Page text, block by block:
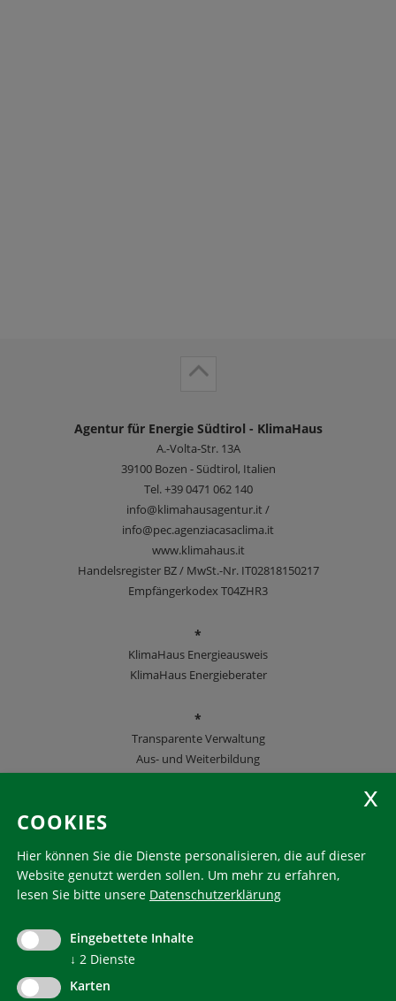
Agentur für Energie Südtirol - KlimaHaus
A.-Volta-Str. 13A
39100 Bozen - Südtirol, Italien
Tel.+39 0471 062 140
info@klimahausagentur.it /
info@pec.agenziacasaclima.it
www.klimahaus.it
Handelsregister BZ / MwSt.-Nr. IT02818150217
Empfängerkodex T04ZHR3
*
KlimaHaus Energieausweis
KlimaHaus Energieberater
*
Transparente Verwaltung
Aus- und Weiterbildung
KlimaHaus ist eine eingetragene Marke. Die Nutzung muss
communication@klimahausagentur.it
© 2022 Agentur für Energie Südtirol - KlimaHaus
COOKIES
Hier können Sie die Dienste personalisieren, die auf dieser
Website genutzt werden sollen. Um mehr zu erfahren,
lesen Sie bitte unsere Datenschutzerklärung
Eingebettete Inhalte
↓ 2 Dienste
Karten